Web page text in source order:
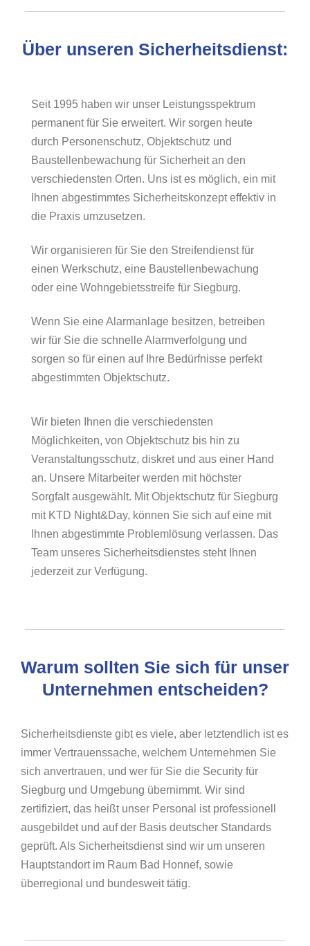
Über unseren Sicherheitsdienst:
Seit 1995 haben wir unser Leistungsspektrum
permanent für Sie erweitert. Wir sorgen heute
durch Personenschutz, Objektschutz und
Baustellenbewachung für Sicherheit an den
verschiedensten Orten. Uns ist es möglich, ein mit
Ihnen abgestimmtes Sicherheitskonzept effektiv in
die Praxis umzusetzen.
Wir organisieren für Sie den Streifendienst für
einen Werkschutz, eine Baustellenbewachung
oder eine Wohngebietsstreife für Siegburg.
Wenn Sie eine Alarmanlage besitzen, betreiben
wir für Sie die schnelle Alarmverfolgung und
sorgen so für einen auf Ihre Bedürfnisse perfekt
abgestimmten Objektschutz.
Wir bieten Ihnen die verschiedensten
Möglichkeiten, von Objektschutz bis hin zu
Veranstaltungsschutz, diskret und aus einer Hand
an. Unsere Mitarbeiter werden mit höchster
Sorgfalt ausgewählt. Mit Objektschutz für Siegburg
mit KTD Night&Day, können Sie sich auf eine mit
Ihnen abgestimmte Problemlösung verlassen. Das
Team unseres Sicherheitsdienstes steht Ihnen
jederzeit zur Verfügung.
Warum sollten Sie sich für unser
Unternehmen entscheiden?
Sicherheitsdienste gibt es viele, aber letztendlich ist es
immer Vertrauenssache, welchem Unternehmen Sie
sich anvertrauen, und wer für Sie die Security für
Siegburg und Umgebung übernimmt. Wir sind
zertifiziert, das heißt unser Personal ist professionell
ausgebildet und auf der Basis deutscher Standards
geprüft. Als Sicherheitsdienst sind wir um unseren
Hauptstandort im Raum Bad Honnef, sowie
überregional und bundesweit tätig.